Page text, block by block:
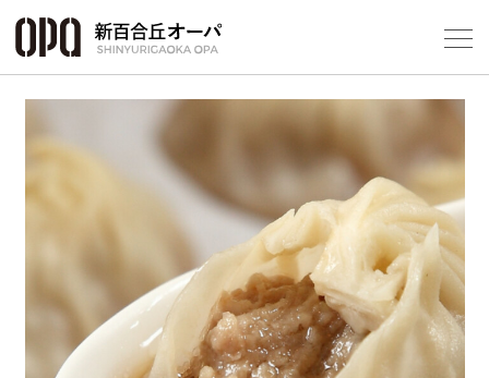
フロア
ショッ
レスト